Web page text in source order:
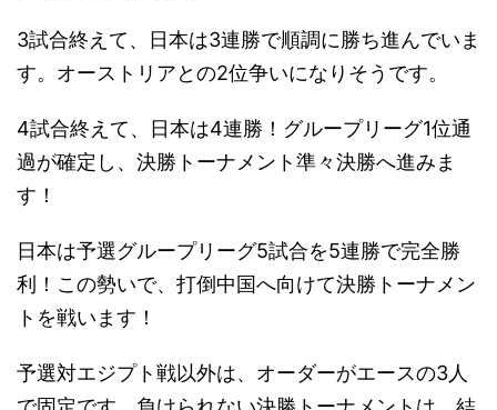
3試合終えて、日本は3連勝で順調に勝ち進んでいま
す。オーストリアとの2位争いになりそうです。
4試合終えて、日本は4連勝！グループリーグ1位通
過が確定し、決勝トーナメント準々決勝へ進みま
す！
日本は予選グループリーグ5試合を5連勝で完全勝
利！この勢いで、打倒中国へ向けて決勝トーナメン
トを戦います！
予選対エジプト戦以外は、オーダーがエースの3人